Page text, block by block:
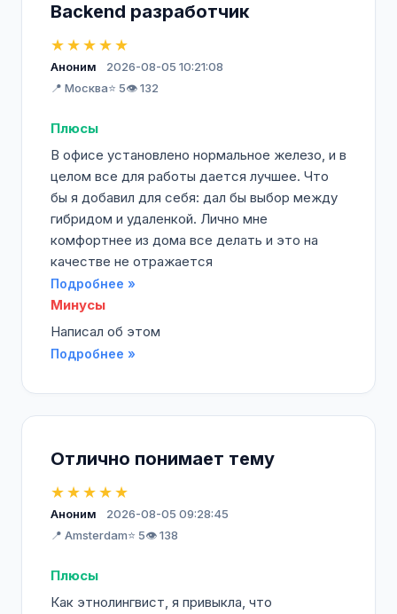
Backend разработчик
★★★★★
Аноним
2026-08-05 10:21:08
📍 Москва⭐ 5👁️ 132
Плюсы
В офисе установлено нормальное железо, и в
целом все для работы дается лучшее. Что
бы я добавил для себя: дал бы выбор между
гибридом и удаленкой. Лично мне
комфортнее из дома все делать и это на
качестве не отражается
Подробнее »
Минусы
Написал об этом
Подробнее »
Отлично понимает тему
★★★★★
Аноним
2026-08-05 09:28:45
📍 Amsterdam⭐ 5👁️ 138
Плюсы
Как этнолингвист, я привыкла, что